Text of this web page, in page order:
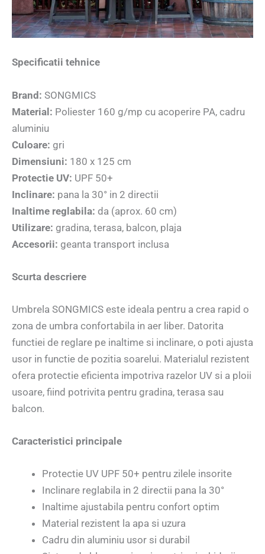
Specificatii tehnice
Brand: SONGMICS
Material: Poliester 160 g/mp cu acoperire PA, cadru
aluminiu
Culoare: gri
Dimensiuni: 180 x 125 cm
Protectie UV: UPF 50+
Inclinare: pana la 30° in 2 directii
Inaltime reglabila: da (aprox. 60 cm)
Utilizare: gradina, terasa, balcon, plaja
Accesorii: geanta transport inclusa
Scurta descriere
Umbrela SONGMICS este ideala pentru a crea rapid o
zona de umbra confortabila in aer liber. Datorita
functiei de reglare pe inaltime si inclinare, o poti ajusta
usor in functie de pozitia soarelui. Materialul rezistent
ofera protectie eficienta impotriva razelor UV si a ploii
usoare, fiind potrivita pentru gradina, terasa sau
balcon.
Caracteristici principale
Protectie UV UPF 50+ pentru zilele insorite
Inclinare reglabila in 2 directii pana la 30°
Inaltime ajustabila pentru confort optim
Material rezistent la apa si uzura
Cadru din aluminiu usor si durabil